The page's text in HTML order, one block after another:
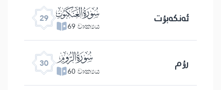
29 ﮩ
69 වාක්‍යය ئەنكەبۇت
30 ﮪ
60 වාක්‍යය رۇم